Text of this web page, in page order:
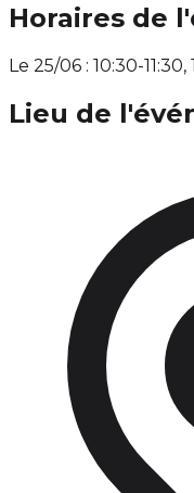
Horaires de
Le 25/06 : 10:30-11:30,
Lieu de